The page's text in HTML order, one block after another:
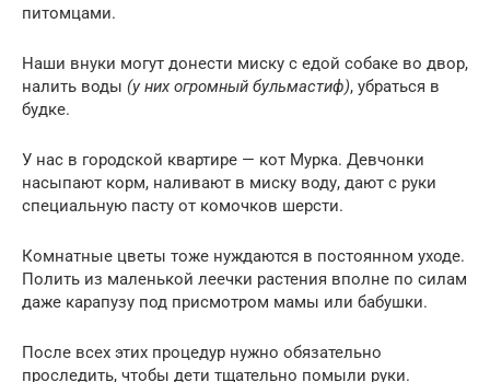
питомцами.
Наши внуки могут донести миску с едой собаке во двор,
налить воды (у них огромный бульмастиф), убраться в
будке.
У нас в городской квартире — кот Мурка. Девчонки
насыпают корм, наливают в миску воду, дают с руки
специальную пасту от комочков шерсти.
Комнатные цветы тоже нуждаются в постоянном уходе.
Полить из маленькой леечки растения вполне по силам
даже карапузу под присмотром мамы или бабушки.
После всех этих процедур нужно обязательно
проследить, чтобы дети тщательно помыли руки.